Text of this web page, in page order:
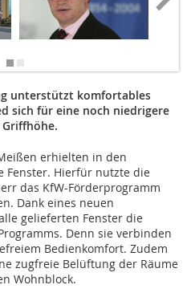
unterstützt komfortables
sich für eine noch niedrigere
erhielten in den
Fenster. Hierfür nutzte die
das KfW-Förderprogramm
Dank eines neuen
gelieferten Fenster die
Denn sie verbinden
Bedienkomfort. Zudem
zugfreie Belüftung der Räume
Wohnblock.